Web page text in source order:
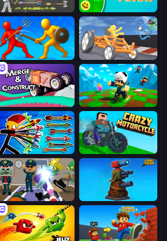
Ragdoll Archers Feeling Arrow
Epic Sword Battle! Fight in Arena Draw Crash Race
Merge & Construct Robby: Many Games
Archer Ragdoll Masters Crazy Motorcycle
Find The Alien Furry Road